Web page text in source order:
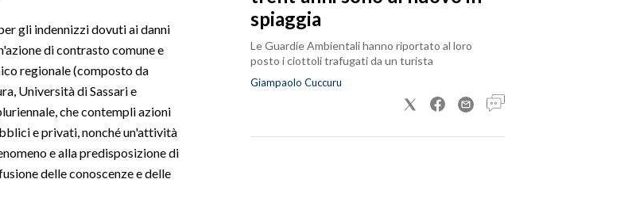
gli indennizzi dovuti ai danni
di contrasto comune e
regionale (composto da
Università di Sassari e
che contempli azioni
e privati, nonché un'attività
e alla predisposizione di
delle conoscenze e delle
spiaggia
Le Guardie Ambientali hanno riportato al loro
posto i ciottoli trafugati da un turista
Giampaolo Cuccuru